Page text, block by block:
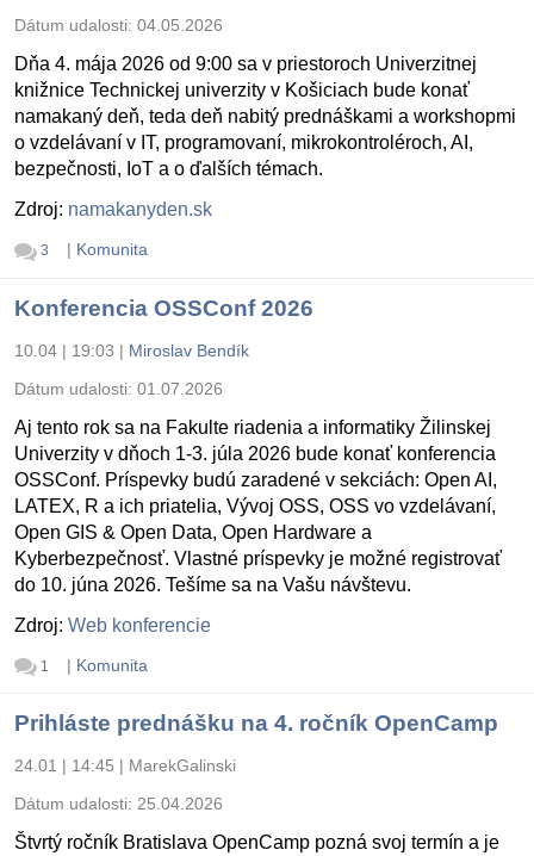
Dátum udalosti: 04.05.2026
Dňa 4. mája 2026 od 9:00 sa v priestoroch Univerzitnej
knižnice Technickej univerzity v Košiciach bude konať
namakaný deň, teda deň nabitý prednáškami a workshopmi
o vzdelávaní v IT, programovaní, mikrokontroléroch, AI,
bezpečnosti, IoT a o ďalších témach.
Zdroj: namakanyden.sk
3 | Komunita
Konferencia OSSConf 2026
10.04 | 19:03 | Miroslav Bendík
Dátum udalosti: 01.07.2026
Aj tento rok sa na Fakulte riadenia a informatiky Žilinskej
Univerzity v dňoch 1-3. júla 2026 bude konať konferencia
OSSConf. Príspevky budú zaradené v sekciách: Open AI,
LATEX, R a ich priatelia, Vývoj OSS, OSS vo vzdelávaní,
Open GIS & Open Data, Open Hardware a
Kyberbezpečnosť. Vlastné príspevky je možné registrovať
do 10. júna 2026. Tešíme sa na Vašu návštevu.
Zdroj: Web konferencie
1 | Komunita
Prihláste prednášku na 4. ročník OpenCamp
24.01 | 14:45 | MarekGalinski
Dátum udalosti: 25.04.2026
Štvrtý ročník Bratislava OpenCamp pozná svoj termín a je